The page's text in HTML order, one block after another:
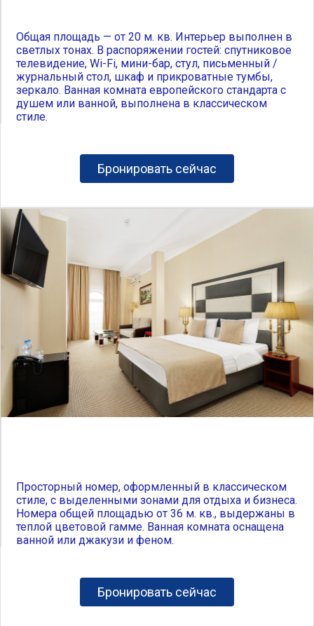
Общая площадь — от 20 м. кв. Интерьер выполнен в
светлых тонах. В распоряжении гостей: спутниковое
телевидение, Wi-Fi, мини-бар, стул, письменный /
журнальный стол, шкаф и прикроватные тумбы,
зеркало. Ванная комната европейского стандарта с
душем или ванной, выполнена в классическом
стиле.
Бронировать сейчас
Просторный номер, оформленный в классическом
стиле, с выделенными зонами для отдыха и бизнеса.
Номера общей площадью от 36 м. кв., выдержаны в
теплой цветовой гамме. Ванная комната оснащена
ванной или джакузи и феном.
Бронировать сейчас